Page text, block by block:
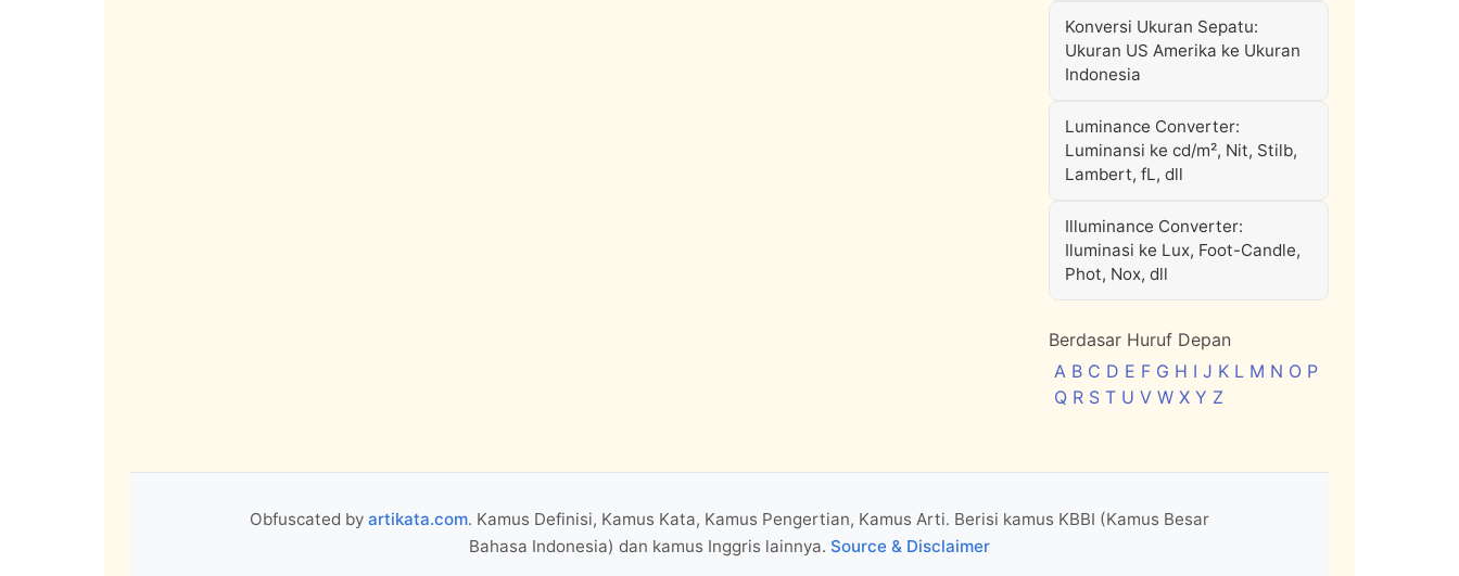
Konversi Ukuran Sepatu:
Ukuran US Amerika ke Ukuran
Indonesia
Luminance Converter:
Luminansi ke cd/m², Nit, Stilb,
Lambert, fL, dll
Illuminance Converter:
Iluminasi ke Lux, Foot-Candle,
Phot, Nox, dll
Berdasar Huruf Depan
A B C D E F G H I J K L M N O P
Q R S T U V W X Y Z
Obfuscated by artikata.com. Kamus Definisi, Kamus Kata, Kamus Pengertian, Kamus Arti. Berisi kamus KBBI (Kamus Besar
Bahasa Indonesia) dan kamus Inggris lainnya. Source & Disclaimer